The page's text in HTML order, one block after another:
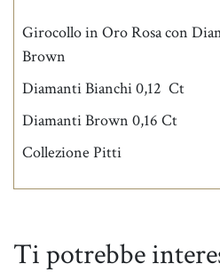
Girocollo in Oro Rosa con
Brown
Diamanti Bianchi 0,12 Ct
Diamanti Brown 0,16 Ct
Collezione Pitti
Ti potrebbe